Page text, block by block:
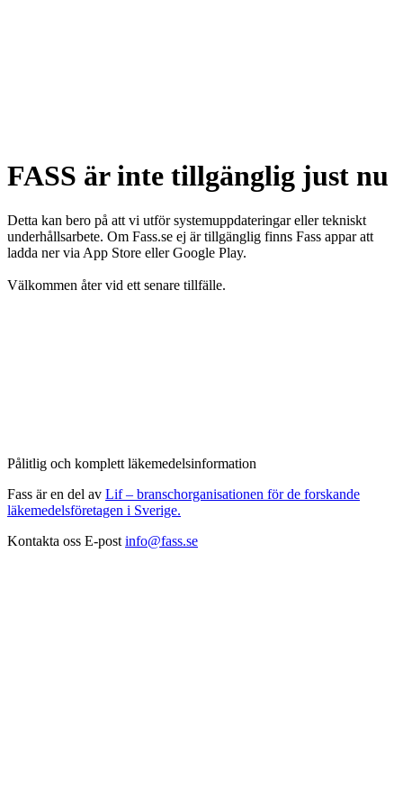
FASS är inte tillgänglig just nu
Detta kan bero på att vi utför systemuppdateringar eller tekniskt
underhållsarbete. Om Fass.se ej är tillgänglig finns Fass appar att
ladda ner via App Store eller Google Play.
Välkommen åter vid ett senare tillfälle.
Pålitlig och komplett läkemedelsinformation
Fass är en del av Lif – branschorganisationen för de forskande
läkemedelsföretagen i Sverige.
Kontakta oss E-post info@fass.se